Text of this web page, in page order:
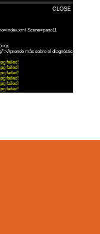
Scene=pano11
más sobre el diagnóstico
failed!
failed!
failed!
failed!
failed!
failed!
CLOSE